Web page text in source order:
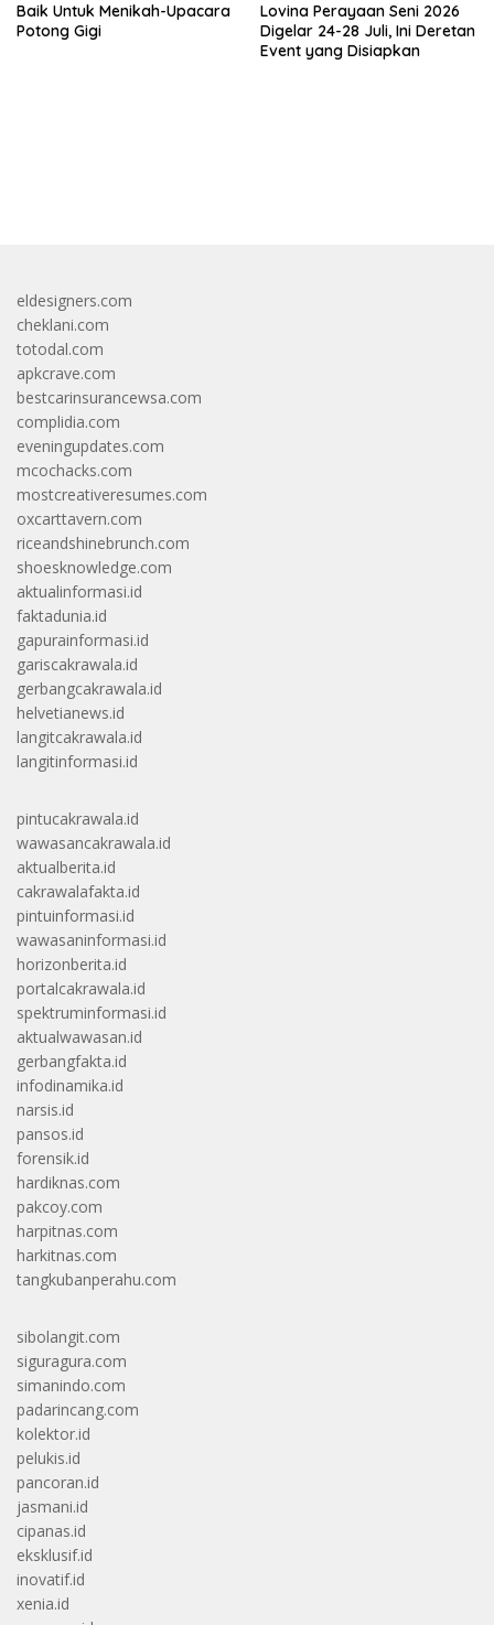
Baik Untuk Menikah-Upacara
Potong Gigi
Lovina Perayaan Seni 2026
Digelar 24-28 Juli, Ini Deretan
Event yang Disiapkan
eldesigners.com
cheklani.com
totodal.com
apkcrave.com
bestcarinsurancewsa.com
complidia.com
eveningupdates.com
mcochacks.com
mostcreativeresumes.com
oxcarttavern.com
riceandshinebrunch.com
shoesknowledge.com
aktualinformasi.id
faktadunia.id
gapurainformasi.id
gariscakrawala.id
gerbangcakrawala.id
helvetianews.id
langitcakrawala.id
langitinformasi.id
pintucakrawala.id
wawasancakrawala.id
aktualberita.id
cakrawalafakta.id
pintuinformasi.id
wawasaninformasi.id
horizonberita.id
portalcakrawala.id
spektruminformasi.id
aktualwawasan.id
gerbangfakta.id
infodinamika.id
narsis.id
pansos.id
forensik.id
hardiknas.com
pakcoy.com
harpitnas.com
harkitnas.com
tangkubanperahu.com
sibolangit.com
siguragura.com
simanindo.com
padarincang.com
kolektor.id
pelukis.id
pancoran.id
jasmani.id
cipanas.id
eksklusif.id
inovatif.id
xenia.id